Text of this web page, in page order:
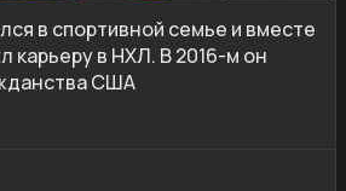
в спортивной семье и вместе
карьеру в НХЛ. В 2016-м он
США